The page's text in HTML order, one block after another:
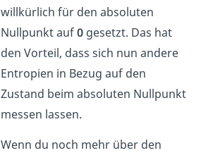
willkürlich für den absoluten
Nullpunkt auf0 gesetzt. Das hat
den Vorteil, dass sich nun andere
Entropien in Bezug auf den
Zustand beim absoluten Nullpunkt
messen lassen.
Wenn du noch mehr über den